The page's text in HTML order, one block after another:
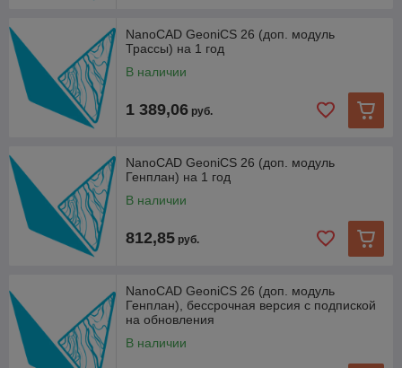
NanoCAD GeoniCS 26 (доп. модуль
Трассы) на 1 год
В наличии
1 389,06 руб.
NanoCAD GeoniCS 26 (доп. модуль
Генплан) на 1 год
В наличии
812,85 руб.
NanoCAD GeoniCS 26 (доп. модуль
Генплан), бессрочная версия с подпиской
на обновления
В наличии